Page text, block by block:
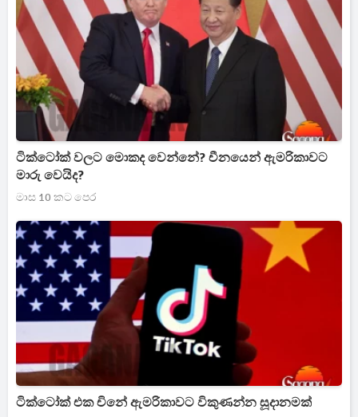
ටික්ටෝක් වලට මොකද වෙන්නේ? චීනයෙන් ඇමරිකාවට
මාරු වෙයිද?
මාස 10 කට පෙර
ටික්ටෝක් එක චිනේ ඇමරිකාවට විකුණන්න සූදානමක්